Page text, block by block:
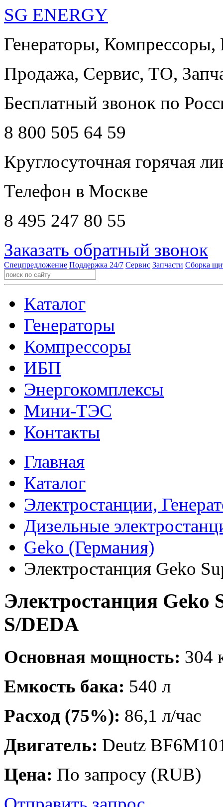
SG ENERGY
Генераторы,
Продажа, Сервис, ТО,
Бесплатный звонок по
8 800 505 64 59
Круглосуточная горячая
Телефон в Москве
8 495 247 80 55
Заказать обратный звонок
Спецпредложение Поддержка 24/7 Сервис Запчасти Сборка
Каталог
Генераторы
Компрессоры
ИБП
Энергокомплексы
Мини-ТЭС
Контакты
Главная
Каталог
Электростанции,
Дизельные
Geko (Германия)
Электростанция Geko
Электростанция Geko
S/DEDA
Основная мощность: 304
Емкость бака: 540 л
Расход (75%): 86,1 л/час
Двигатель: Deutz
Цена: По запросу (RUB)